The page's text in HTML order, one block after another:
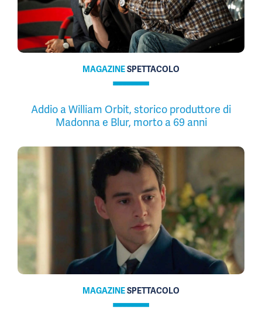
MAGAZINESPETTACOLO
Addio a William Orbit, storico produttore di
Madonna e Blur, morto a 69 anni
MAGAZINESPETTACOLO